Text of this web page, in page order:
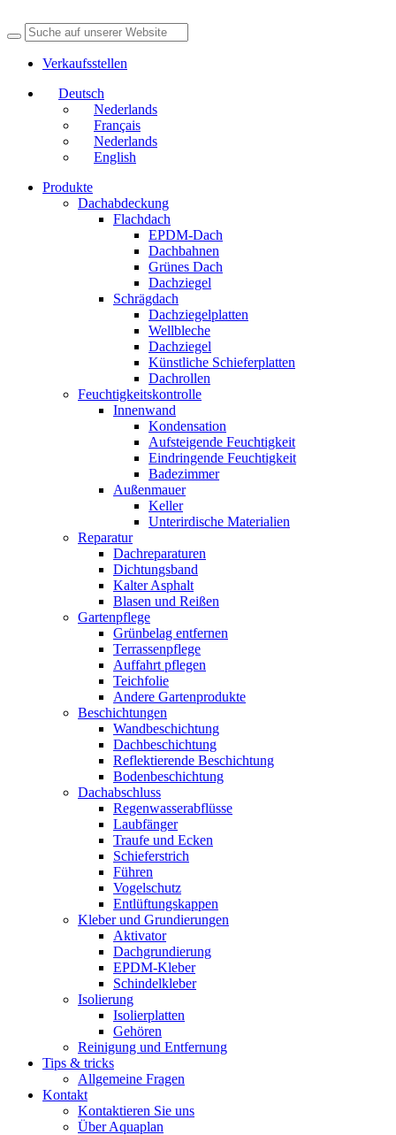
Verkaufsstellen
Deutsch
Nederlands
Français
Nederlands
English
Produkte
Dachabdeckung
Flachdach
EPDM-Dach
Dachbahnen
Grünes Dach
Dachziegel
Schrägdach
Dachziegelplatten
Wellbleche
Dachziegel
Künstliche Schieferplatten
Dachrollen
Feuchtigkeitskontrolle
Innenwand
Kondensation
Aufsteigende Feuchtigkeit
Eindringende Feuchtigkeit
Badezimmer
Außenmauer
Keller
Unterirdische Materialien
Reparatur
Dachreparaturen
Dichtungsband
Kalter Asphalt
Blasen und Reißen
Gartenpflege
Grünbelag entfernen
Terrassenpflege
Auffahrt pflegen
Teichfolie
Andere Gartenprodukte
Beschichtungen
Wandbeschichtung
Dachbeschichtung
Reflektierende Beschichtung
Bodenbeschichtung
Dachabschluss
Regenwasserabflüsse
Laubfänger
Traufe und Ecken
Schieferstrich
Führen
Vogelschutz
Entlüftungskappen
Kleber und Grundierungen
Aktivator
Dachgrundierung
EPDM-Kleber
Schindelkleber
Isolierung
Isolierplatten
Gehören
Reinigung und Entfernung
Tips & tricks
Allgemeine Fragen
Kontakt
Kontaktieren Sie uns
Über Aquaplan